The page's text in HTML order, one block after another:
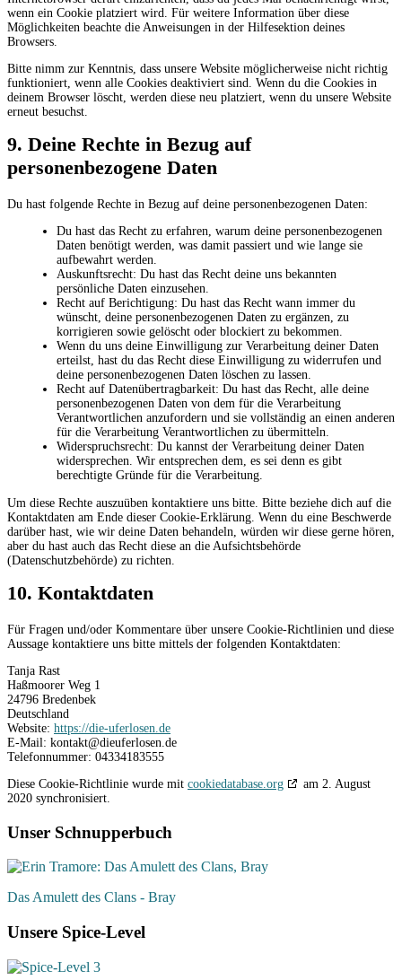
wenn ein Cookie platziert wird. Für weitere Information über diese
Möglichkeiten beachte die Anweisungen in der Hilfesektion deines
Browsers.
Bitte nimm zur Kenntnis, dass unsere Website möglicherweise nicht richtig
funktioniert, wenn alle Cookies deaktiviert sind. Wenn du die Cookies in
deinem Browser löscht, werden diese neu platziert, wenn du unsere Website
erneut besuchst.
9. Deine Rechte in Bezug auf
personenbezogene Daten
Du hast folgende Rechte in Bezug auf deine personenbezogenen Daten:
Du hast das Recht zu erfahren, warum deine personenbezogenen
Daten benötigt werden, was damit passiert und wie lange sie
aufbewahrt werden.
Auskunftsrecht: Du hast das Recht deine uns bekannten
persönliche Daten einzusehen.
Recht auf Berichtigung: Du hast das Recht wann immer du
wünscht, deine personenbezogenen Daten zu ergänzen, zu
korrigieren sowie gelöscht oder blockiert zu bekommen.
Wenn du uns deine Einwilligung zur Verarbeitung deiner Daten
erteilst, hast du das Recht diese Einwilligung zu widerrufen und
deine personenbezogenen Daten löschen zu lassen.
Recht auf Datenübertragbarkeit: Du hast das Recht, alle deine
personenbezogenen Daten von dem für die Verarbeitung
Verantwortlichen anzufordern und sie vollständig an einen anderen
für die Verarbeitung Verantwortlichen zu übermitteln.
Widerspruchsrecht: Du kannst der Verarbeitung deiner Daten
widersprechen. Wir entsprechen dem, es sei denn es gibt
berechtigte Gründe für die Verarbeitung.
Um diese Rechte auszuüben kontaktiere uns bitte. Bitte beziehe dich auf die
Kontaktdaten am Ende dieser Cookie-Erklärung. Wenn du eine Beschwerde
darüber hast, wie wir deine Daten behandeln, würden wir diese gerne hören,
aber du hast auch das Recht diese an die Aufsichtsbehörde
(Datenschutzbehörde) zu richten.
10. Kontaktdaten
Für Fragen und/oder Kommentare über unsere Cookie-Richtlinien und diese
Aussage kontaktiere uns bitte mittels der folgenden Kontaktdaten:
Tanja Rast
Haßmoorer Weg 1
24796 Bredenbek
Deutschland
Website: https://die-uferlosen.de
E-Mail: kontakt@dieuferlosen.de
Telefonnummer: 04334183555
Diese Cookie-Richtlinie wurde mit cookiedatabase.org
am 2. August
2020 synchronisiert.
Unser Schnupperbuch
Das Amulett des Clans - Bray
Unsere Spice-Level